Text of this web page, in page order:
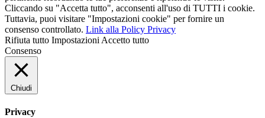
Cliccando su "Accetta tutto", acconsenti all'uso di TUTTI i cookie.
Tuttavia, puoi visitare "Impostazioni cookie" per fornire un
consenso controllato. Link alla Policy Privacy
Rifiuta tutto Impostazioni Accetto tutto
Consenso
Chiudi
Privacy